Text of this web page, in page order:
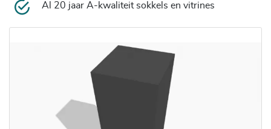
Al 20 jaar A-kwaliteit sokkels en vitrines